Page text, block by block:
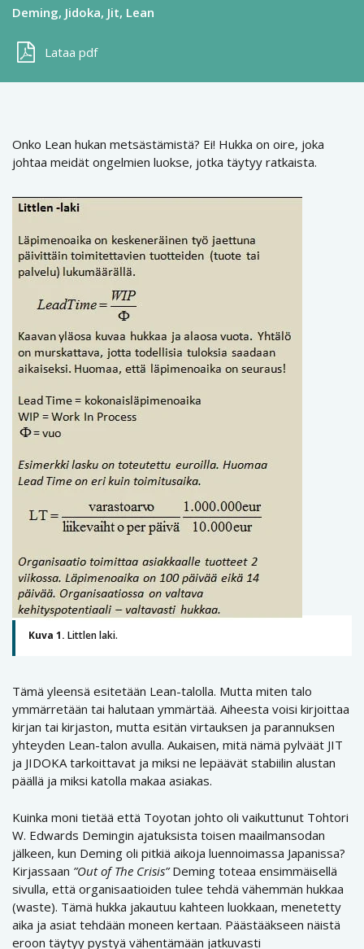
Deming Jidoka Jit Lean
Lataa pdf
Onko Lean hukan metsästämistä? Ei! Hukka on oire, joka
johtaa meidät ongelmien luokse, jotka täytyy ratkaista.
Kuva 1. Littlen laki.
Tämä yleensä esitetään Lean-talolla. Mutta miten talo
ymmärretään tai halutaan ymmärtää. Aiheesta voisi kirjoittaa
kirjan tai kirjaston, mutta esitän virtauksen ja parannuksen
yhteyden Lean-talon avulla. Aukaisen, mitä nämä pylväät JIT
ja JIDOKA tarkoittavat ja miksi ne lepäävät stabiilin alustan
päällä ja miksi katolla makaa asiakas.
Kuinka moni tietää että Toyotan johto oli vaikuttunut Tohtori
W. Edwards Demingin ajatuksista toisen maailmansodan
jälkeen, kun Deming oli pitkiä aikoja luennoimassa Japanissa?
Kirjassaan ”Out of The Crisis”Deming toteaa ensimmäisellä
sivulla, että organisaatioiden tulee tehdä vähemmän hukkaa
(waste). Tämä hukka jakautuu kahteen luokkaan, menetetty
aika ja asiat tehdään moneen kertaan. Päästääkseen näistä
eroon täytyy pystyä vähentämään jatkuvasti